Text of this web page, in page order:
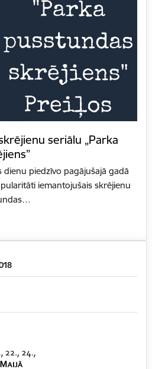
seriālu „Parka
dienu piedzīvo pagājušajā gadā
iemantojušais skrējienu